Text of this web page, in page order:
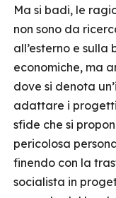
Ma si badi, le
non sono da
all’esterno e
economiche, ma
dove si denota
adattare i
sfide che si
pericolosa
finendo con la
socialista in